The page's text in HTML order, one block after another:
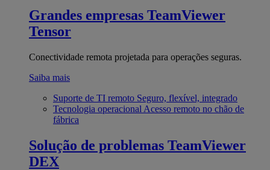
Grandes empresas TeamViewer
Tensor
Conectividade remota projetada para operações seguras.
Saiba mais
Suporte de TI remoto Seguro, flexível, integrado
Tecnologia operacional Acesso remoto no chão de
fábrica
Solução de problemas TeamViewer
DEX